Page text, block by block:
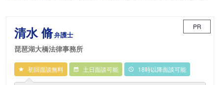
清水 脩弁護士
琵琶湖大橋法律事務所
PR
初回面談無料 土日面談可能 18時以降面談可能